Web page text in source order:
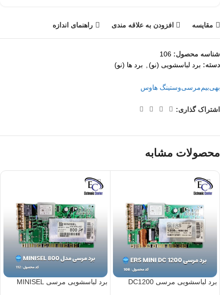
مقايسه افزودن به علاقه مندی راهنمای اندازه
شناسه محصول: 106
دسته: برد لباسشویی (نو) برد ها (نو)
بهیبیممرسیوستینگ هاوس
اشتراک گذاری:
محصولات مشابه
برد لباسشویی مرسی DC1200 برد لباسشویی مرسی MINISEL